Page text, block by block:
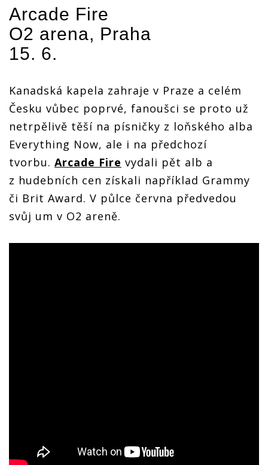
Arcade Fire
O2 arena, Praha
15. 6.
Kanadská kapela zahraje v Praze a celém
Česku vůbec poprvé, fanoušci se proto už
netrpělivě těší na písničky z loňského alba
Everything Now, ale i na předchozí
tvorbu. Arcade Fire vydali pět alb a
z hudebních cen získali například Grammy
či Brit Award. V půlce června předvedou
svůj um v O2 areně.